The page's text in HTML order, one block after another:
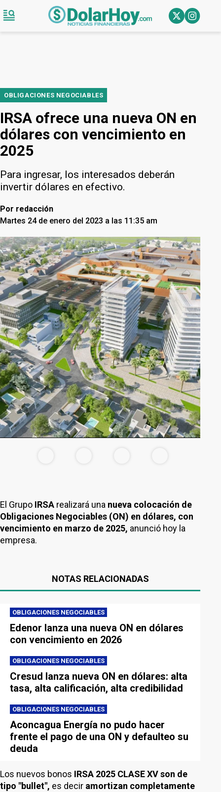
OBLIGACIONES NEGOCIABLES
IRSA ofrece una nueva ON en
dólares con vencimiento en
2025
Para ingresar, los interesados deberán
invertir dólares en efectivo.
Por redacción
Martes 24 de enero del 2023 a las 11:35 am
El Grupo IRSA realizará una nueva colocación de
Obligaciones Negociables (ON) en dólares, con
vencimiento en marzo de 2025, anunció hoy la
empresa.
NOTAS RELACIONADAS
OBLIGACIONES NEGOCIABLES
Edenor lanza una nueva ON en dólares
con vencimiento en 2026
OBLIGACIONES NEGOCIABLES
Cresud lanza nueva ON en dólares: alta
tasa, alta calificación, alta credibilidad
OBLIGACIONES NEGOCIABLES
Aconcagua Energía no pudo hacer
frente el pago de una ON y defaulteo su
deuda
Los nuevos bonos IRSA 2025 CLASE XV son de
tipo "bullet", es decir amortizan completamente